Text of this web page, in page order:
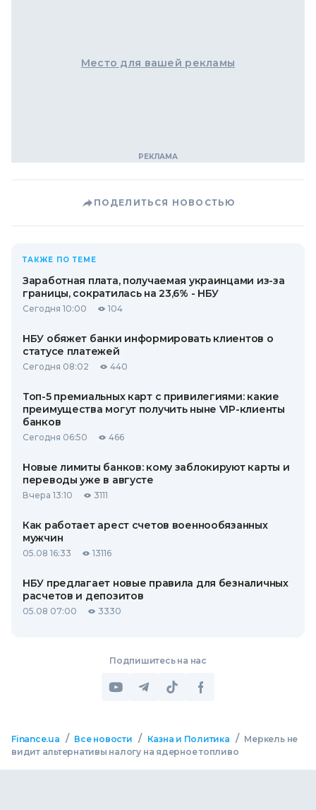
Место для вашей рекламы
ПОДЕЛИТЬСЯ НОВОСТЬЮ
ТАКЖЕ ПО ТЕМЕ
Заработная плата, получаемая украинцами из-за
границы, сократилась на 23,6% - НБУ
Сегодня 10:00 104
НБУ обяжет банки информировать клиентов о
статусе платежей
Сегодня 08:02 440
Топ-5 премиальных карт с привилегиями: какие
преимущества могут получить ныне VIP-клиенты
банков
Сегодня 06:50 466
Новые лимиты банков: кому заблокируют карты и
переводы уже в августе
Вчера 13:10 3111
Как работает арест счетов военнообязанных
мужчин
05.08 16:33 13116
НБУ предлагает новые правила для безналичных
расчетов и депозитов
05.08 07:00 3330
Подпишитесь на нас
Finance.ua / Все новости / Казна и Политика / Меркель не
видит альтернативы налогу на ядерное топливо